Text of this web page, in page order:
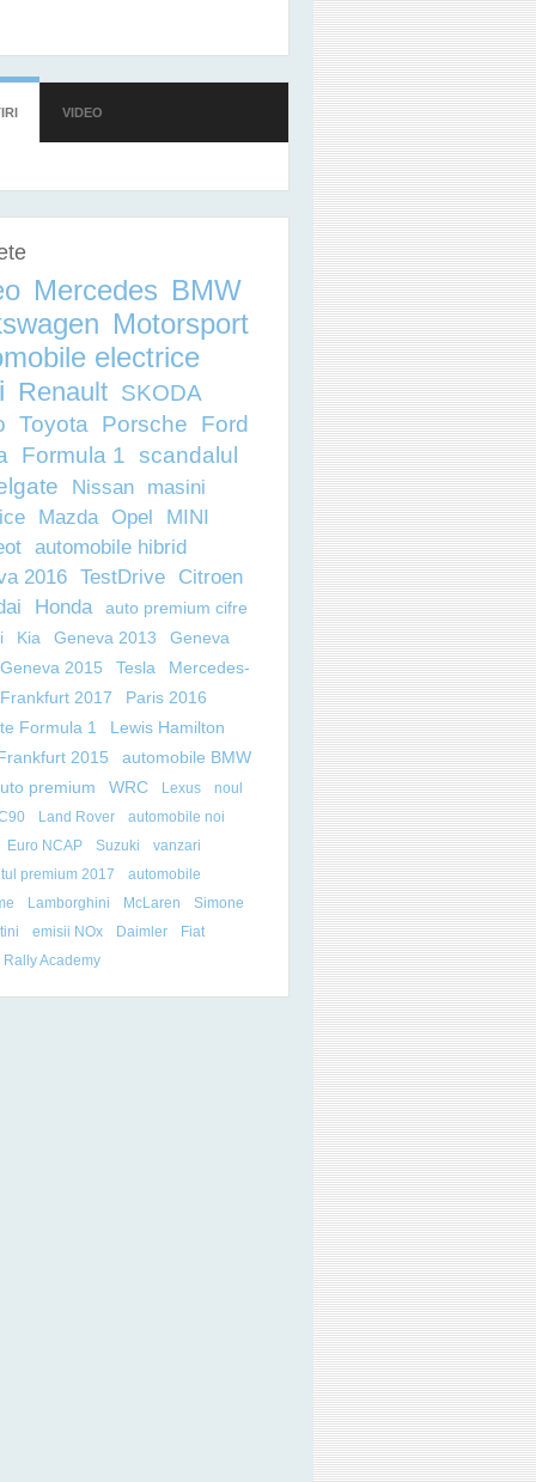
(TAB ACTIV)
VIDEO
Mercedes BMW
Motorsport
electrice
Renault SKODA
Toyota Porsche
Ford
Formula 1 scandalul
Nissan
masini
Mazda Opel
MINI
automobile hibrid
2016 TestDrive
Citroen
Honda
auto premium cifre
Kia Geneva 2013
Geneva
Geneva 2015 Tesla
Mercedes-
Frankfurt 2017
Paris 2016
Formula 1
Lewis Hamilton
2015
automobile BMW
premium
WRC Lexus
noul
Land Rover
automobile noi
Euro NCAP Suzuki
vanzari
premium 2017
automobile
Lamborghini McLaren
Simone
emisii NOx Daimler
Fiat
Rally Academy